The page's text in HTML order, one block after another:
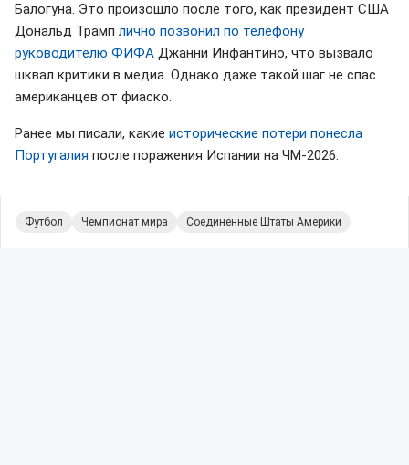
Балогуна. Это произошло после того, как президент США
Дональд Трамп лично позвонил по телефону
руководителю ФИФА Джанни Инфантино, что вызвало
шквал критики в медиа. Однако даже такой шаг не спас
американцев от фиаско.
Ранее мы писали, какие исторические потери понесла
Португалия после поражения Испании на ЧМ-2026.
Футбол Чемпионат мира Соединенные Штаты Америки